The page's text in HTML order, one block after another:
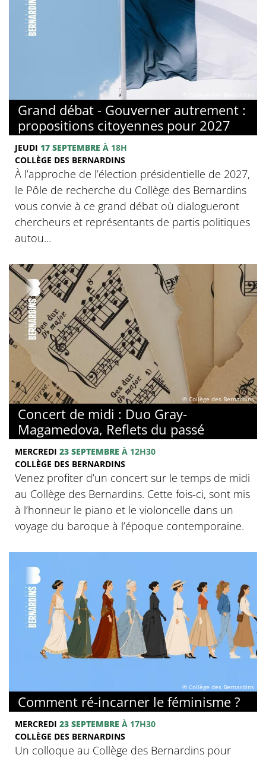
Grand débat - Gouverner autrement :
propositions citoyennes pour 2027
JEUDI 17 SEPTEMBRE À 18H
COLLÈGE DES BERNARDINS
À l’approche de l’élection présidentielle de 2027,
le Pôle de recherche du Collège des Bernardins
vous convie à ce grand débat où dialogueront
chercheurs et représentants de partis politiques
autou...
© Collège des Bernardins
Concert de midi : Duo Gray-
Magamedova, Reflets du passé
MERCREDI 23 SEPTEMBRE À 12H30
COLLÈGE DES BERNARDINS
Venez profiter d’un concert sur le temps de midi
au Collège des Bernardins. Cette fois-ci, sont mis
à l’honneur le piano et le violoncelle dans un
voyage du baroque à l’époque contemporaine.
© Collège des Bernardins
Comment ré-incarner le féminisme ?
MERCREDI 23 SEPTEMBRE À 17H30
COLLÈGE DES BERNARDINS
Un colloque au Collège des Bernardins pour